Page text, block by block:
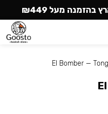
El Bomber —
בהזמנה מעל ₪449